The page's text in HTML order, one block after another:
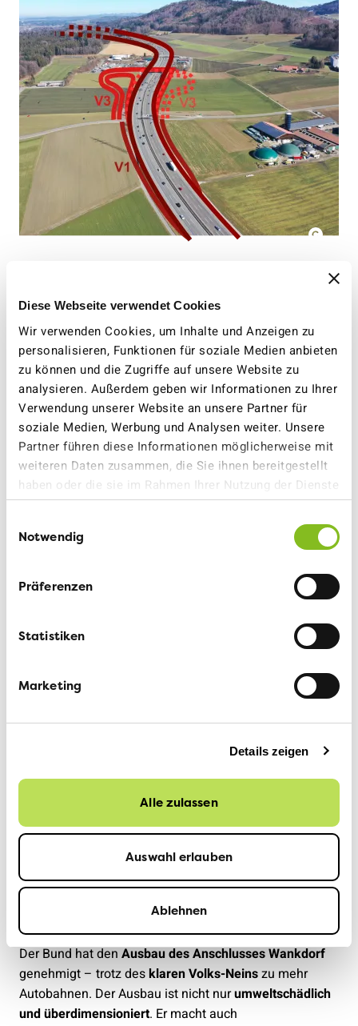
Diese Webseite verwendet Cookies
Wir verwenden Cookies, um Inhalte und Anzeigen zu
personalisieren, Funktionen für soziale Medien anbieten
zu können und die Zugriffe auf unsere Website zu
analysieren. Außerdem geben wir Informationen zu Ihrer
Verwendung unserer Website an unsere Partner für
soziale Medien, Werbung und Analysen weiter. Unsere
Partner führen diese Informationen möglicherweise mit
weiteren Daten zusammen, die Sie ihnen bereitgestellt
haben oder die sie im Rahmen Ihrer Nutzung der Dienste
gesammelt haben.
Notwendig
Präferenzen
Statistiken
Marketing
Details zeigen
Alle zulassen
Auswahl erlauben
Ablehnen
Südlich der Raststätte Grauholz war ein sogenannter
nennenswerten verkehrlichen Nutzen gebracht – hätte
aber trotzdemgrosse Mengen an wertvollem Kulturland
gekostet.
Aktueller Stand:Ohne den Achtspurausbau der A1 ist
der Halbanschluss kaum realisierbar.
Wieso der VCS Bern den Halbanschluss Grauholz
dezidiert ablehnt, erfahren Sie hier:
VCS kritisiert realitätsfremde Autobahn-
4. Ausbau Anschluss Wankdorf
Der Bund hat den Ausbau des Anschlusses Wankdorf
genehmigt – trotz desklaren Volks-Neinszu mehr
Autobahnen. Der Ausbau ist nicht nurumweltschädlich
und überdimensioniert. Er macht auch